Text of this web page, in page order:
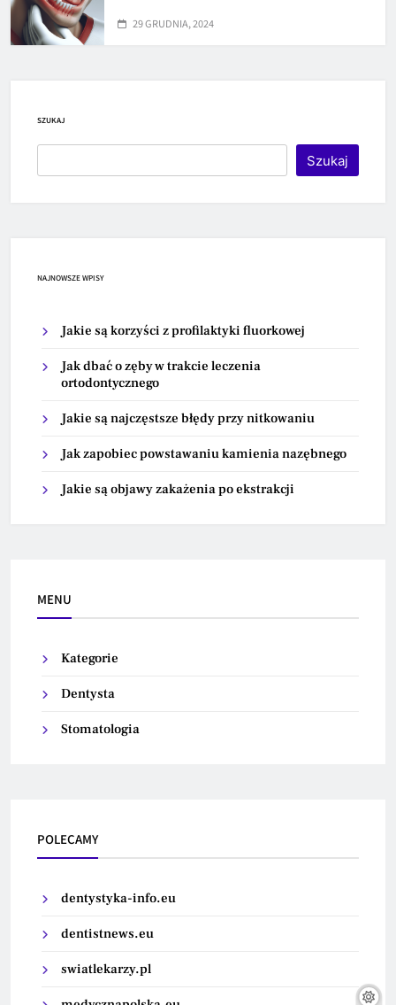
29 GRUDNIA, 2024
SZUKAJ
Szukaj
NAJNOWSZE WPISY
Jakie są korzyści z profilaktyki fluorkowej
Jak dbać o zęby w trakcie leczenia
ortodontycznego
Jakie są najczęstsze błędy przy nitkowaniu
Jak zapobiec powstawaniu kamienia nazębnego
Jakie są objawy zakażenia po ekstrakcji
MENU
Kategorie
Dentysta
Stomatologia
POLECAMY
dentystyka-info.eu
dentistnews.eu
swiatlekarzy.pl